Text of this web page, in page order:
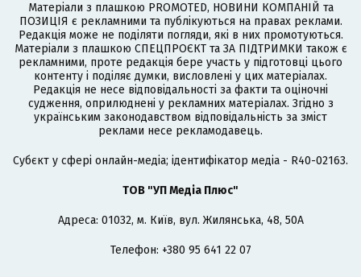
Матеріали з плашкою PROMOTED, НОВИНИ КОМПАНІЙ та
ПОЗИЦІЯ є рекламними та публікуються на правах реклами.
Редакція може не поділяти погляди, які в них промотуються.
Матеріали з плашкою СПЕЦПРОЄКТ та ЗА ПІДТРИМКИ також є
рекламними, проте редакція бере участь у підготовці цього
контенту і поділяє думки, висловлені у цих матеріалах.
Редакція не несе відповідальності за факти та оціночні
судження, оприлюднені у рекламних матеріалах. Згідно з
українським законодавством відповідальність за зміст
реклами несе рекламодавець.
Cубєкт у сфері онлайн-медіа; ідентифікатор медіа - R40-02163.
ТОВ "УП Медіа Плюс"
Адреса: 01032, м. Київ, вул. Жилянська, 48, 50А
Телефон: +380 95 641 22 07